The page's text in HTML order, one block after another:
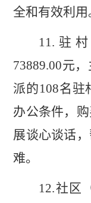
全和有效利用
11. 驻
73889.00元
派的108名驻
办公条件，
展谈心谈话
难。
12.社区